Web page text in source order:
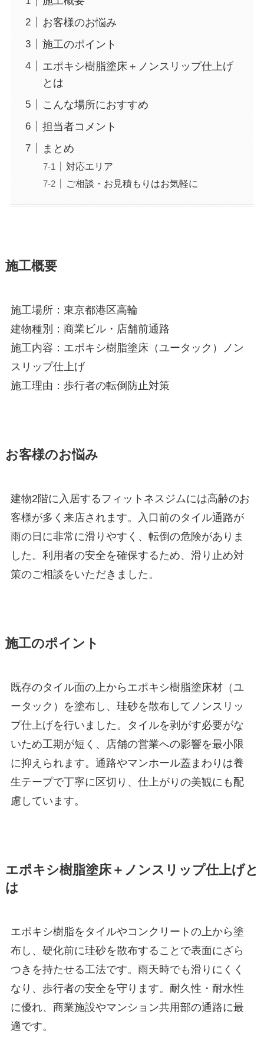
お客様のお悩み
施工のポイント
エポキシ樹脂塗床＋ノンスリップ仕上げ
とは
こんな場所におすすめ
担当者コメント
まとめ
対応エリア
ご相談・お見積もりはお気軽に
施工概要
施工場所：東京都港区高輪
建物種別：商業ビル・店舗前通路
施工内容：エポキシ樹脂塗床（ユータック）ノン
スリップ仕上げ
施工理由：歩行者の転倒防止対策
お客様のお悩み
建物2階に入居するフィットネスジムには高齢のお
客様が多く来店されます。入口前のタイル通路が
雨の日に非常に滑りやすく、転倒の危険がありま
した。利用者の安全を確保するため、滑り止め対
策のご相談をいただきました。
施工のポイント
既存のタイル面の上からエポキシ樹脂塗床材（ユ
ータック）を塗布し、珪砂を散布してノンスリッ
プ仕上げを行いました。タイルを剥がす必要がな
いため工期が短く、店舗の営業への影響を最小限
に抑えられます。通路やマンホール蓋まわりは養
生テープで丁寧に区切り、仕上がりの美観にも配
慮しています。
エポキシ樹脂塗床＋ノンスリップ仕上げと
は
エポキシ樹脂をタイルやコンクリートの上から塗
布し、硬化前に珪砂を散布することで表面にざら
つきを持たせる工法です。雨天時でも滑りにくく
なり、歩行者の安全を守ります。耐久性・耐水性
に優れ、商業施設やマンション共用部の通路に最
適です。